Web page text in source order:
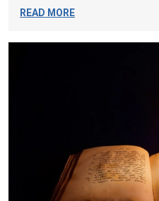
READ MORE